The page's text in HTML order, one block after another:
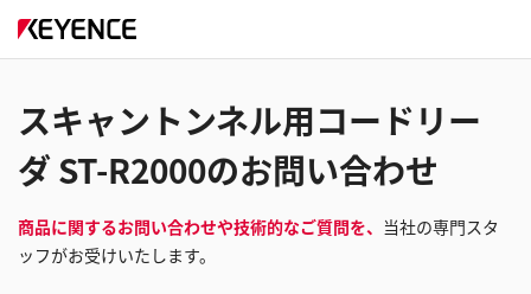
スキャントンネル用コードリー
ダ ST-R2000のお問い合わせ
商品に関するお問い合わせや技術的なご質問を、 当社の専門スタ
ッフがお受けいたします。